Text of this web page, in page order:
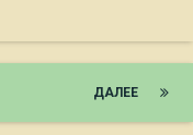
ДАЛЕЕ